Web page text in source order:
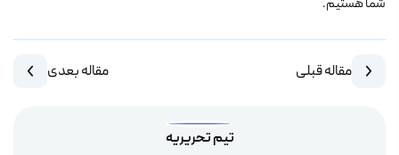
شما هستیم.
مقاله قبلی مقاله بعدی
تیم تحریریه